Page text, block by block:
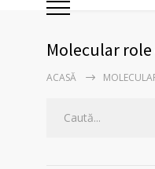
Molecular
ACASĂ